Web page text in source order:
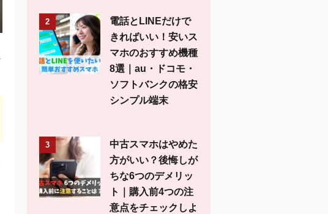
2
電話とLINEだけで
きればいい！安いス
マホのおすすめ機種
8選｜au・ドコモ・
ソフトバンクの格安
シンプル端末
3
中古スマホはやめた
方がいい？後悔しが
ちな6つのデメリッ
ト｜購入前4つの注
意点をチェックしよ